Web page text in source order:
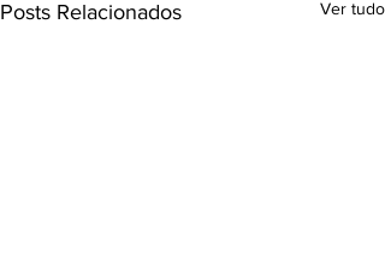
Posts Relacionados Ver tudo